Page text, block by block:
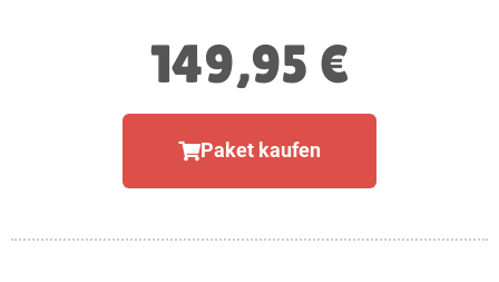
149,95 €
Paket kaufen